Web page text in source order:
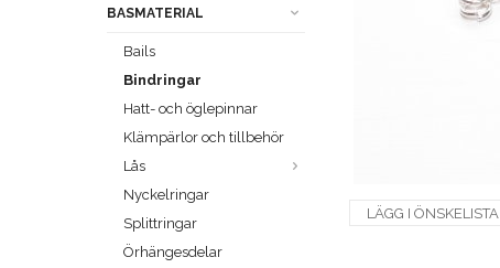
BASMATERIAL
Bails
Bindringar
Hatt- och öglepinnar
Klämpärlor och tillbehör
Lås
Nyckelringar
Splittringar
Örhängesdelar
LÄGG I ÖNSKELISTA